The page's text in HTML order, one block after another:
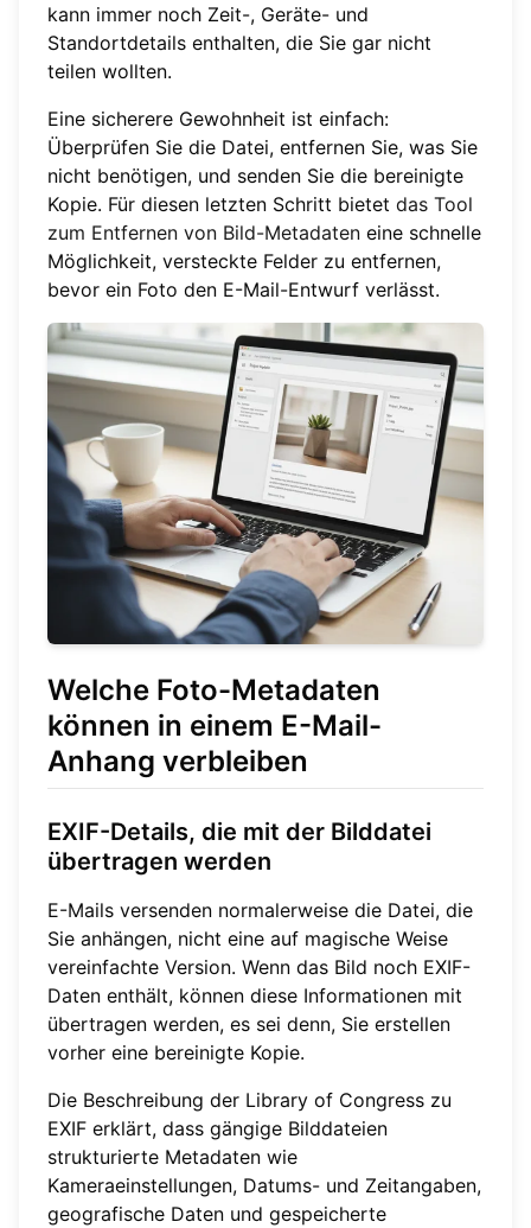
kann immer noch Zeit-, Geräte- und
Standortdetails enthalten, die Sie gar nicht
teilen wollten.
Eine sicherere Gewohnheit ist einfach:
Überprüfen Sie die Datei, entfernen Sie, was Sie
nicht benötigen, und senden Sie die bereinigte
Kopie. Für diesen letzten Schritt bietet das Tool
zum Entfernen von Bild-Metadaten eine schnelle
Möglichkeit, versteckte Felder zu entfernen,
bevor ein Foto den E-Mail-Entwurf verlässt.
Welche Foto-Metadaten
können in einem E-Mail-
Anhang verbleiben
EXIF-Details, die mit der Bilddatei
übertragen werden
E-Mails versenden normalerweise die Datei, die
Sie anhängen, nicht eine auf magische Weise
vereinfachte Version. Wenn das Bild noch EXIF-
Daten enthält, können diese Informationen mit
übertragen werden, es sei denn, Sie erstellen
vorher eine bereinigte Kopie.
Die Beschreibung der Library of Congress zu
EXIF erklärt, dass gängige Bilddateien
strukturierte Metadaten wie
Kameraeinstellungen, Datums- und Zeitangaben,
geografische Daten und gespeicherte